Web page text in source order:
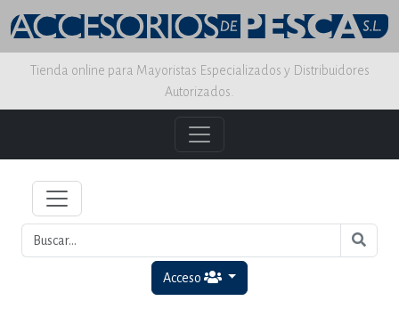
Tienda online para Mayoristas Especializados y Distribuidores
Autorizados.
Acceso